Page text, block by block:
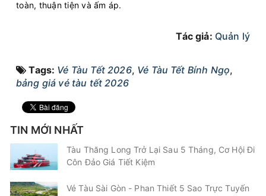
toàn, thuận tiện và ấm áp.
Tác giả: Quản lý
Tags: Vé Tàu Tết 2026, Vé Tàu Tết Bính Ngọ,
bảng giá vé tàu tết 2026
TIN MỚI NHẤT
Tàu Thăng Long Trở Lại Sau 5 Tháng, Cơ Hội Đi
Côn Đảo Giá Tiết Kiệm
Vé Tàu Sài Gòn - Phan Thiết 5 Sao Trực Tuyến